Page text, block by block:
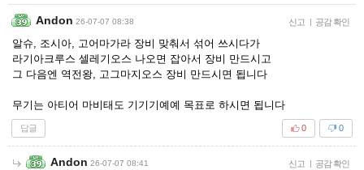
Andon 26-07-07 08:38 신고 | 공감 확인
알슈, 조시아, 고어마가라 장비 맞춰서 섞어 쓰시다가
라기아크루스 셀레기오스 나오면 잡아서 장비 만드시고
그 다음엔 역전왕, 고그마지오스 장비 만드시면 됩니다
무기는 아티어 마비태도 기기기예예 목표로 하시면 됩니다
답글 0
0
Andon 26-07-07 08:41 신고 | 공감 확인